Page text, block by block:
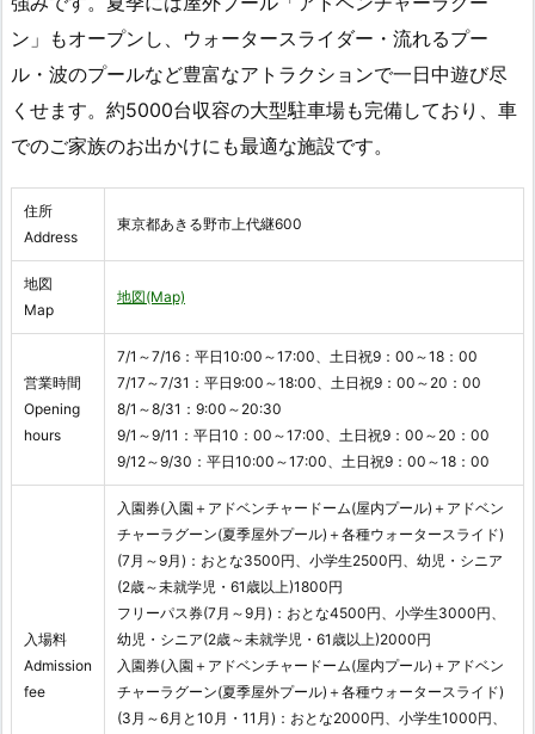
ン」もオープンし、ウォータースライダー・流れるプー
ル・波のプールなど豊富なアトラクションで一日中遊び尽
くせます。約5000台収容の大型駐車場も完備しており、車
でのご家族のお出かけにも最適な施設です。
住所
Address
東京都あきる野市上代継600
地図
Map
地図(Map)
営業時間
Opening
hours
7/1～7/16：平日10:00～17:00、土日祝9：00～18：00
7/17～7/31：平日9:00～18:00、土日祝9：00～20：00
8/1～8/31：9:00～20:30
9/1～9/11：平日10：00～17:00、土日祝9：00～20：00
9/12～9/30：平日10:00～17:00、土日祝9：00～18：00
入場料
Admission
fee
入園券(入園＋アドベンチャードーム(屋内プール)＋アドベン
チャーラグーン(夏季屋外プール)＋各種ウォータースライド)
(7月～9月)：おとな3500円、小学生2500円、幼児・シニア
(2歳～未就学児・61歳以上)1800円
フリーパス券(7月～9月)：おとな4500円、小学生3000円、
幼児・シニア(2歳～未就学児・61歳以上)2000円
入園券(入園＋アドベンチャードーム(屋内プール)＋アドベン
チャーラグーン(夏季屋外プール)＋各種ウォータースライド)
(3月～6月と10月・11月)：おとな2000円、小学生1000円、